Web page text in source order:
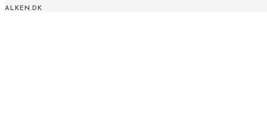
ALKEN.DK